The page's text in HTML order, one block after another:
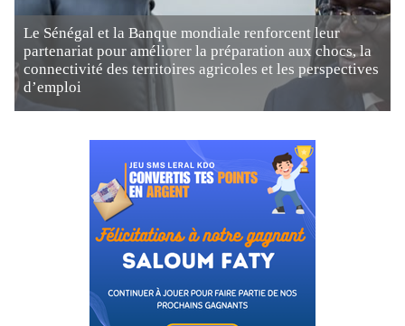
Le Sénégal et la Banque mondiale renforcent leur
partenariat pour améliorer la préparation aux chocs, la
connectivité des territoires agricoles et les perspectives
d’emploi